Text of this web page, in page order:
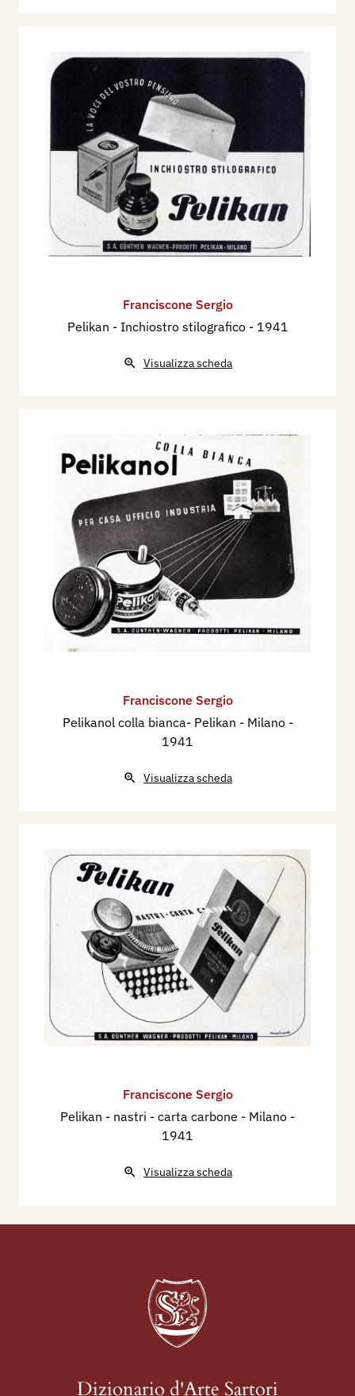
Franciscone Sergio
Pelikan - Inchiostro stilografico - 1941
Visualizza scheda
Franciscone Sergio
Pelikanol colla bianca- Pelikan - Milano -
1941
Visualizza scheda
Franciscone Sergio
Pelikan - nastri - carta carbone - Milano -
1941
Visualizza scheda
Dizionario d'Arte Sartori